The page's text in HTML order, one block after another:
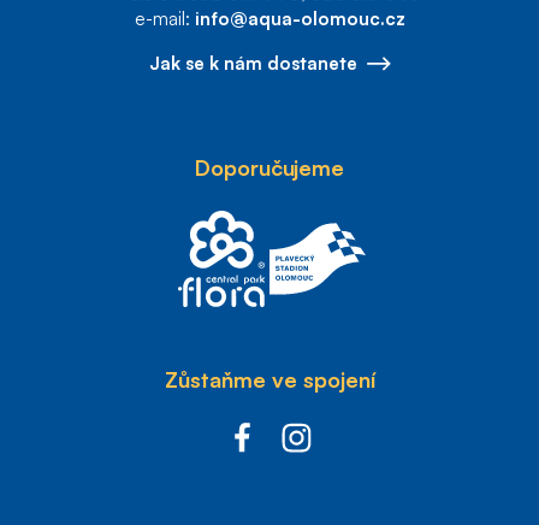
e-mail: info@aqua-olomouc.cz
Jak se k nám dostanete
Doporučujeme
Zůstaňme ve spojení